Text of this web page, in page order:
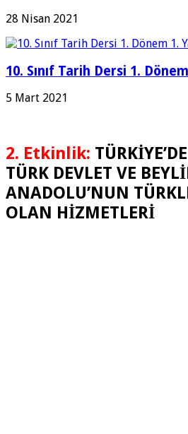
28 Nisan 2021
10. Sınıf Tarih Dersi 1. Dönem
5 Mart 2021
2. Etkinlik:
TÜRK DEVLET VE
ANADOLU’NUN
OLAN HİZMETLERİ